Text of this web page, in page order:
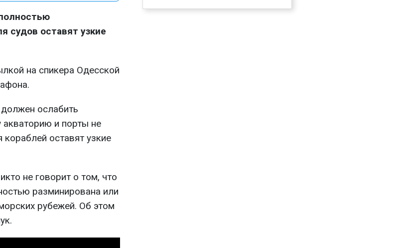
судов оставят узкие
на спикера Одесской
ослабить
и порты не
оставят узкие
не говорит о том, что
разминирована или
рубежей. Об этом